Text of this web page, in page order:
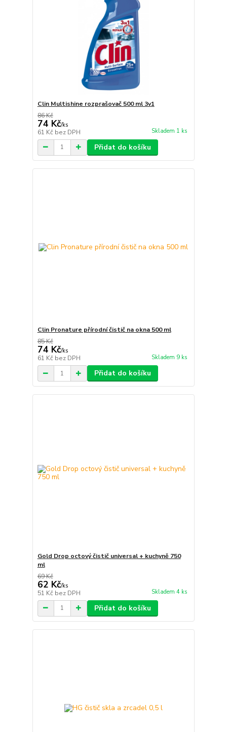
Clin Multishine rozprašovač 500 ml 3v1
86 Kč
74 Kč/ks
61 Kč bez DPH Skladem 1 ks
Přidat do košíku
Clin Pronature přírodní čistič na okna 500 ml
85 Kč
74 Kč/ks
61 Kč bez DPH Skladem 9 ks
Přidat do košíku
Gold Drop octový čistič universal + kuchyně 750
ml
69 Kč
62 Kč/ks
51 Kč bez DPH Skladem 4 ks
Přidat do košíku